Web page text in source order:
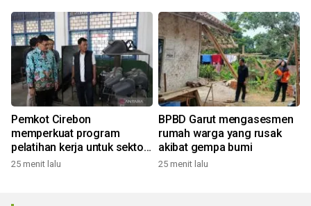
Pemkot Cirebon
memperkuat program
pelatihan kerja untuk sektor
industri
25 menit lalu
BPBD Garut mengasesmen
rumah warga yang rusak
akibat gempa bumi
25 menit lalu